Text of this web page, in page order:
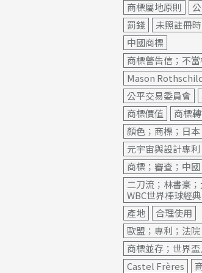
商標屬地原則
罰錢
未照註冊
中國商標
商標警告信；不
Mason
公平交易委員會
商標價值
商標
顏色；商標；日本
元宇宙與設計專利
商標；審查；中國
二刀流；林書豪；
WBC世界棒球經
產地
合理使用
歐盟；專利；法院
商標並存；世界
Castel Frères